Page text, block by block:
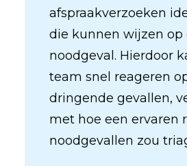
afspraakverzoeken
die kunnen wijzen op
noodgeval. Hierdoor
team snel reageren
dringende gevallen,
met hoe een ervaren
noodgevallen zou